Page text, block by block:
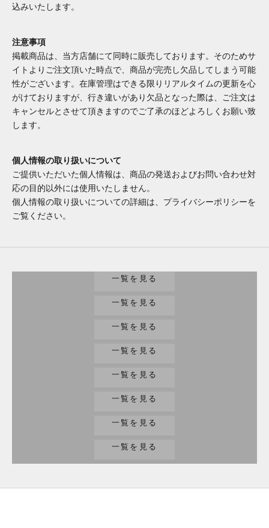
込みいたします。
注意事項
掲載商品は、当方店舗にて同時に販売しております。そのためサ
イトよりご注文頂いた時点で、商品が完売し欠品してしまう可能
性がございます。在庫管理はできる限りリアルタイムの更新を心
がけておりますが、行き違いがあり欠品となった際は、ご注文は
キャンセルとさせて頂きますのでご了承のほどよろしくお願い致
します。
個人情報の取り扱いについて
ご提供いただいた個人情報は、商品の発送およびお問い合わせ対
応の目的以外には使用いたしません。
個人情報の取り扱いについての詳細は、プライバシーポリシーを
ご覧ください。
一覧を見る
バッグ/財布
一覧を見る
家電
一覧を見る
工具
一覧を見る
趣味/楽器
一覧を見る
ジュエリー
一覧を見る
小物
一覧を見る
その他
一覧を見る